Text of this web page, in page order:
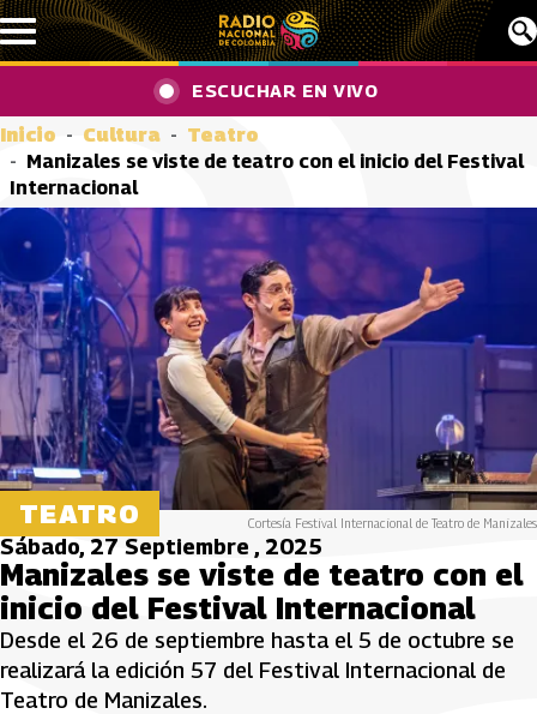
Pasar al contenido principal
ESCUCHAR EN VIVO
Inicio Cultura
Teatro
Manizales se viste de teatro con el inicio del Festival
Internacional
TEATRO Cortesía Festival Internacional de Teatro de Manizales
Sábado, 27 Septiembre , 2025
Manizales se viste de teatro con el
inicio del Festival Internacional
Desde el 26 de septiembre hasta el 5 de octubre se
realizará la edición 57 del Festival Internacional de
Teatro de Manizales.